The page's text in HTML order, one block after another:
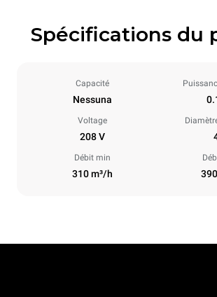
Spécifications du
Capacité
Nessuna
Voltage
208 V
Débit min
310 m³/h